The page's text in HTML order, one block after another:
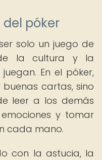
póker
solo un juego de
la cultura y la
En el póker,
cartas, sino
leer a los demás
y tomar
cada mano.
con la astucia, la